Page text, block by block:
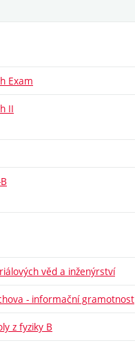
Exam
II
věd a inženýrství
- informační gramotnost
z fyziky B